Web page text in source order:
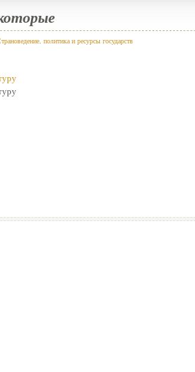
политика и ресурсы государств